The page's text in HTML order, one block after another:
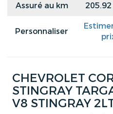
Assuré au km
Personnaliser
CHEVROLET
STINGRAY
V8 STINGRAY